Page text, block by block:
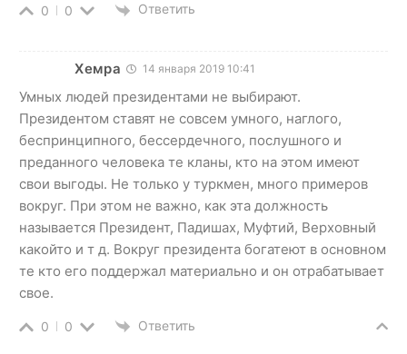
0 0 Ответить
Хемра 14 января 2019 10:41
Умных людей президентами не выбирают.
Президентом ставят не совсем умного, наглого,
беспринципного, бессердечного, послушного и
преданного человека те кланы, кто на этом имеют
свои выгоды. Не только у туркмен, много примеров
вокруг. При этом не важно, как эта должность
называется Президент, Падишах, Муфтий, Верховный
какойто и т д. Вокруг президента богатеют в основном
те кто его поддержал материально и он отрабатывает
свое.
0 0 Ответить